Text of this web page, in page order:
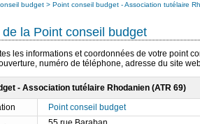
budget Point conseil budget - Association tutélaire
la Point conseil budget
les informations et coordonnées de votre point
numéro de téléphone, adresse du site
- Association tutélaire Rhodanien (ATR 69)
Point conseil budget